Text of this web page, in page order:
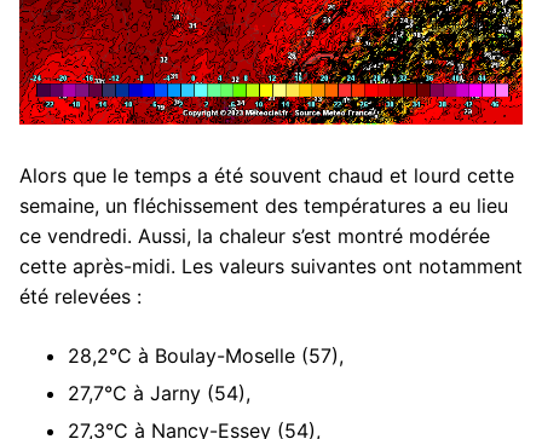
Alors que le temps a été souvent chaud et lourd cette
semaine, un fléchissement des températures a eu lieu
ce vendredi. Aussi, la chaleur s’est montré modérée
cette après-midi. Les valeurs suivantes ont notamment
été relevées :
28,2°C à Boulay-Moselle (57),
27,7°C à Jarny (54),
27,3°C à Nancy-Essey (54),